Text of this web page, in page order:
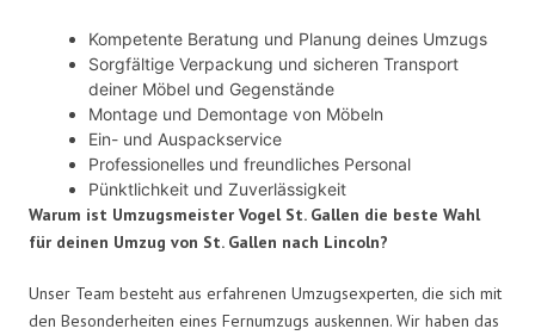
Kompetente Beratung und Planung deines Umzugs
Sorgfältige Verpackung und sicheren Transport
deiner Möbel und Gegenstände
Montage und Demontage von Möbeln
Ein- und Auspackservice
Professionelles und freundliches Personal
Pünktlichkeit und Zuverlässigkeit
Warum ist Umzugsmeister Vogel St. Gallen die beste Wahl
für deinen Umzug von St. Gallen nach Lincoln?
Unser Team besteht aus erfahrenen Umzugsexperten, die sich mit
den Besonderheiten eines Fernumzugs auskennen. Wir haben das